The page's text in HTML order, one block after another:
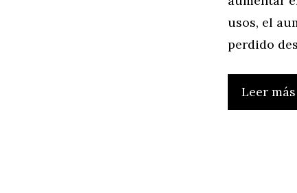
usos, el
perdido
Leer más